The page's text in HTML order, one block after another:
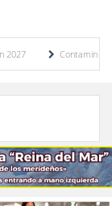
Contaminación y